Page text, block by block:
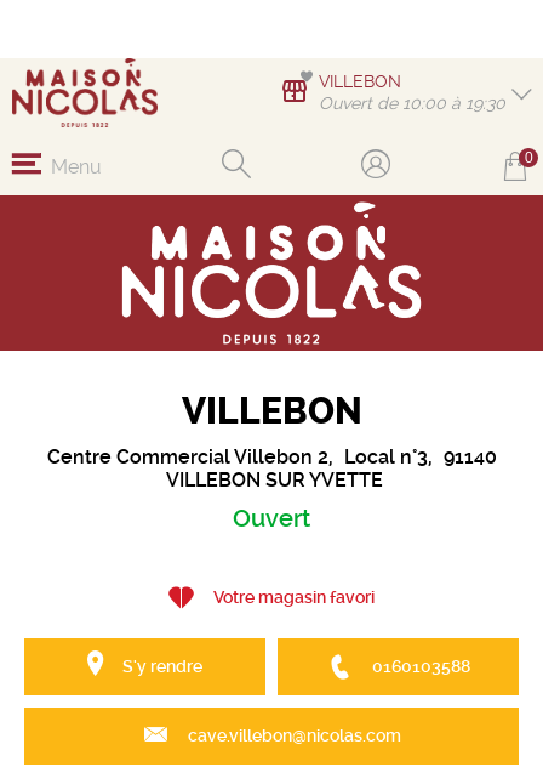
VILLEBON
Ouvert de 10:00 à 19:30
Menu 0
VILLEBON
Centre Commercial Villebon 2, Local n°3, 91140
VILLEBON SUR YVETTE
Ouvert
Votre magasin favori
S'y rendre 0160103588
cave.villebon@nicolas.com